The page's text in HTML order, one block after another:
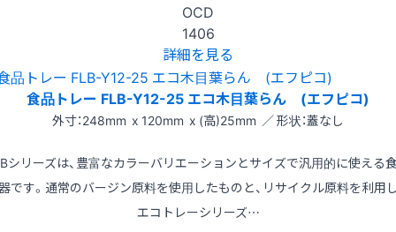
OCD
1406
詳細を見る
食品トレー FLB-Y12-25 エコ木目葉らん (エフピコ)
外寸：248mm x 120mm x (高)25mm ／ 形状：蓋なし
シリーズは、豊富なカラーバリエーションとサイズで汎用的に使える
です。通常のバージン原料を使用したものと、リサイクル原料を利用
エコトレーシリーズ…